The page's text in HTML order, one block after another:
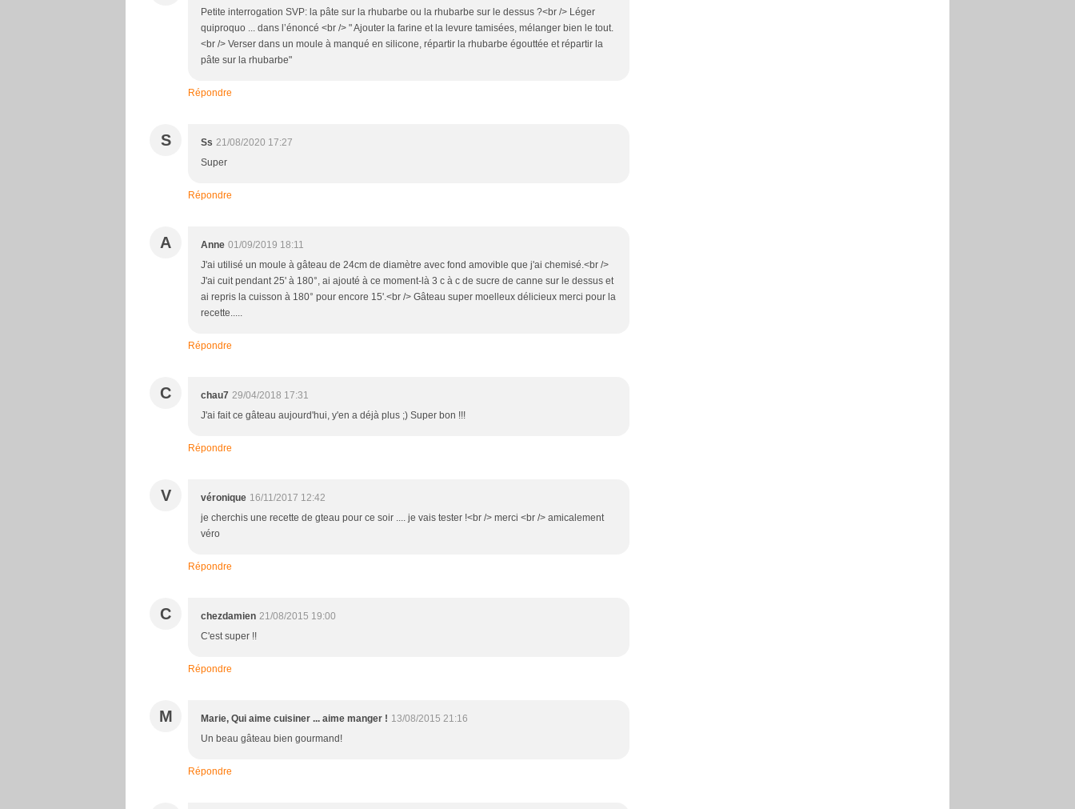
Petite interrogation SVP: la pâte sur la rhubarbe ou la rhubarbe sur le dessus ?<br /> Léger
quiproquo ... dans l’énoncé <br /> " Ajouter la farine et la levure tamisées, mélanger bien le tout.
<br /> Verser dans un moule à manqué en silicone, répartir la rhubarbe égouttée et répartir la
pâte sur la rhubarbe"
Répondre
S Ss 21/08/2020 17:27
Super
Répondre
A Anne 01/09/2019 18:11
J'ai utilisé un moule à gâteau de 24cm de diamètre avec fond amovible que j'ai chemisé.<br />
J'ai cuit pendant 25' à 180°, ai ajouté à ce moment-là 3 c à c de sucre de canne sur le dessus et
ai repris la cuisson à 180° pour encore 15'.<br /> Gâteau super moelleux délicieux merci pour la
recette.....
Répondre
C chau7 29/04/2018 17:31
J'ai fait ce gâteau aujourd'hui, y'en a déjà plus ;) Super bon !!!
Répondre
V véronique 16/11/2017 12:42
je cherchis une recette de gteau pour ce soir .... je vais tester !<br /> merci <br /> amicalement
véro
Répondre
C chezdamien 21/08/2015 19:00
C'est super !!
Répondre
M Marie, Qui aime cuisiner ... aime manger ! 13/08/2015 21:16
Un beau gâteau bien gourmand!
Répondre